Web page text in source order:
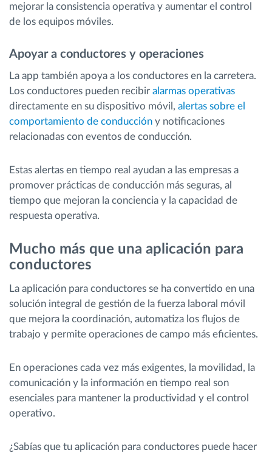
mejorar la consistencia operativa y aumentar el control
de los equipos móviles.
Apoyar a conductores y operaciones
La app también apoya a los conductores en la carretera.
Los conductores pueden recibir alarmas operativas
directamente en su dispositivo móvil, alertas sobre el
comportamiento de conducción y notificaciones
relacionadas con eventos de conducción.
Estas alertas en tiempo real ayudan a las empresas a
promover prácticas de conducción más seguras, al
tiempo que mejoran la conciencia y la capacidad de
respuesta operativa.
Mucho más que una aplicación para
conductores
La aplicación para conductores se ha convertido en una
solución integral de gestión de la fuerza laboral móvil
que mejora la coordinación, automatiza los flujos de
trabajo y permite operaciones de campo más eficientes.
En operaciones cada vez más exigentes, la movilidad, la
comunicación y la información en tiempo real son
esenciales para mantener la productividad y el control
operativo.
¿Sabías que tu aplicación para conductores puede hacer